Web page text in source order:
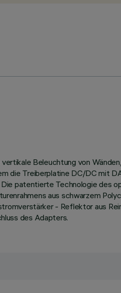
Beleuchtung von
die Treiberplatine DC/DC mit
patentierte Technologie des
aus schwarzem
- Reflektor aus
des Adapters.